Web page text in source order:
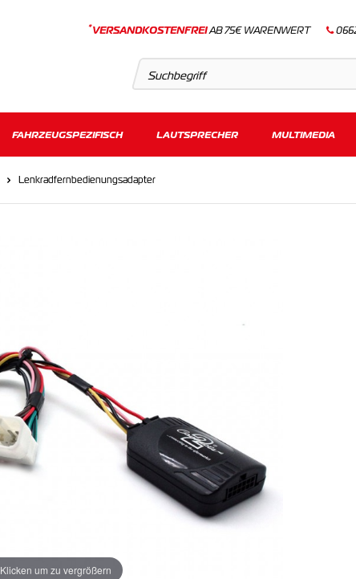
*VERSANDKOSTENFREIAB 75€ WARENWERT
Artikel
FAHRZEUGSPEZIFISCH LAUTSPRECHER MULTIMEDIA
Lenkradfernbedienungsadapter
Klicken um zu vergrößern